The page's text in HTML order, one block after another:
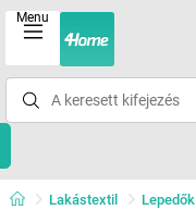
Menu
Lakástextil Lepedők